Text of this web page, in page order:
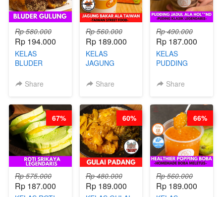
Rp 580.000
Rp 194.000
KELAS
BLUDER
CHEF DITA
Share
Rp 560.000
Rp 189.000
KELAS
JAGUNG
TAIWAN -
FOOD- BY
CHEF
STEPHANIE
Share
Rp 490.000
Rp 187.000
KELAS
PUDDING
HOL**ND -
LEGENDARIS -
BY CHEF DITA
Share
Rp 575.000
Rp 187.000
67%
Rp 480.000
Rp 189.000
60%
Rp 560.000
Rp 189.000
66%